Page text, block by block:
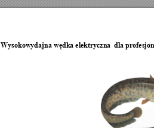
Wysokowydajna wędka elektryczna  dla